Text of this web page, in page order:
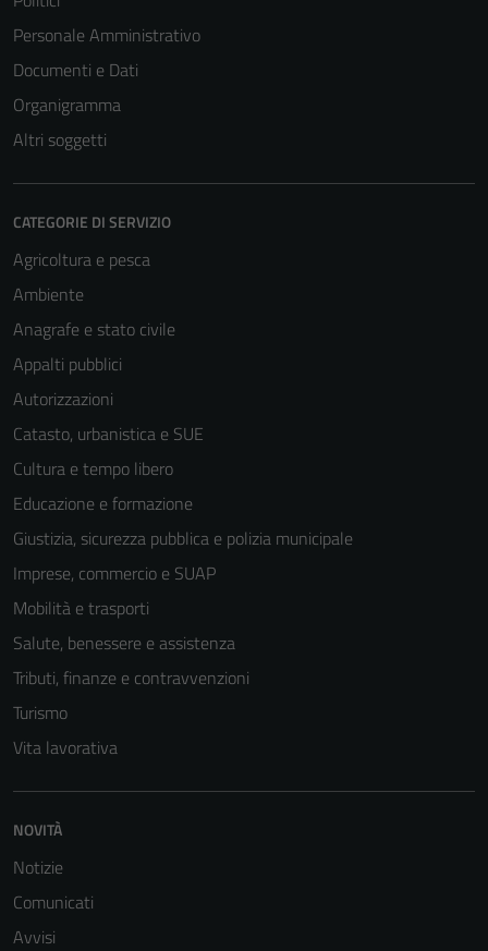
Personale Amministrativo
Documenti e Dati
Organigramma
Altri soggetti
CATEGORIE DI SERVIZIO
Agricoltura e pesca
Ambiente
Anagrafe e stato civile
Appalti pubblici
Autorizzazioni
Catasto, urbanistica e SUE
Cultura e tempo libero
Educazione e formazione
Giustizia, sicurezza pubblica e polizia municipale
Imprese, commercio e SUAP
Mobilità e trasporti
Salute, benessere e assistenza
Tributi, finanze e contravvenzioni
Turismo
Vita lavorativa
NOVITÀ
Notizie
Comunicati
Avvisi
funzionamento